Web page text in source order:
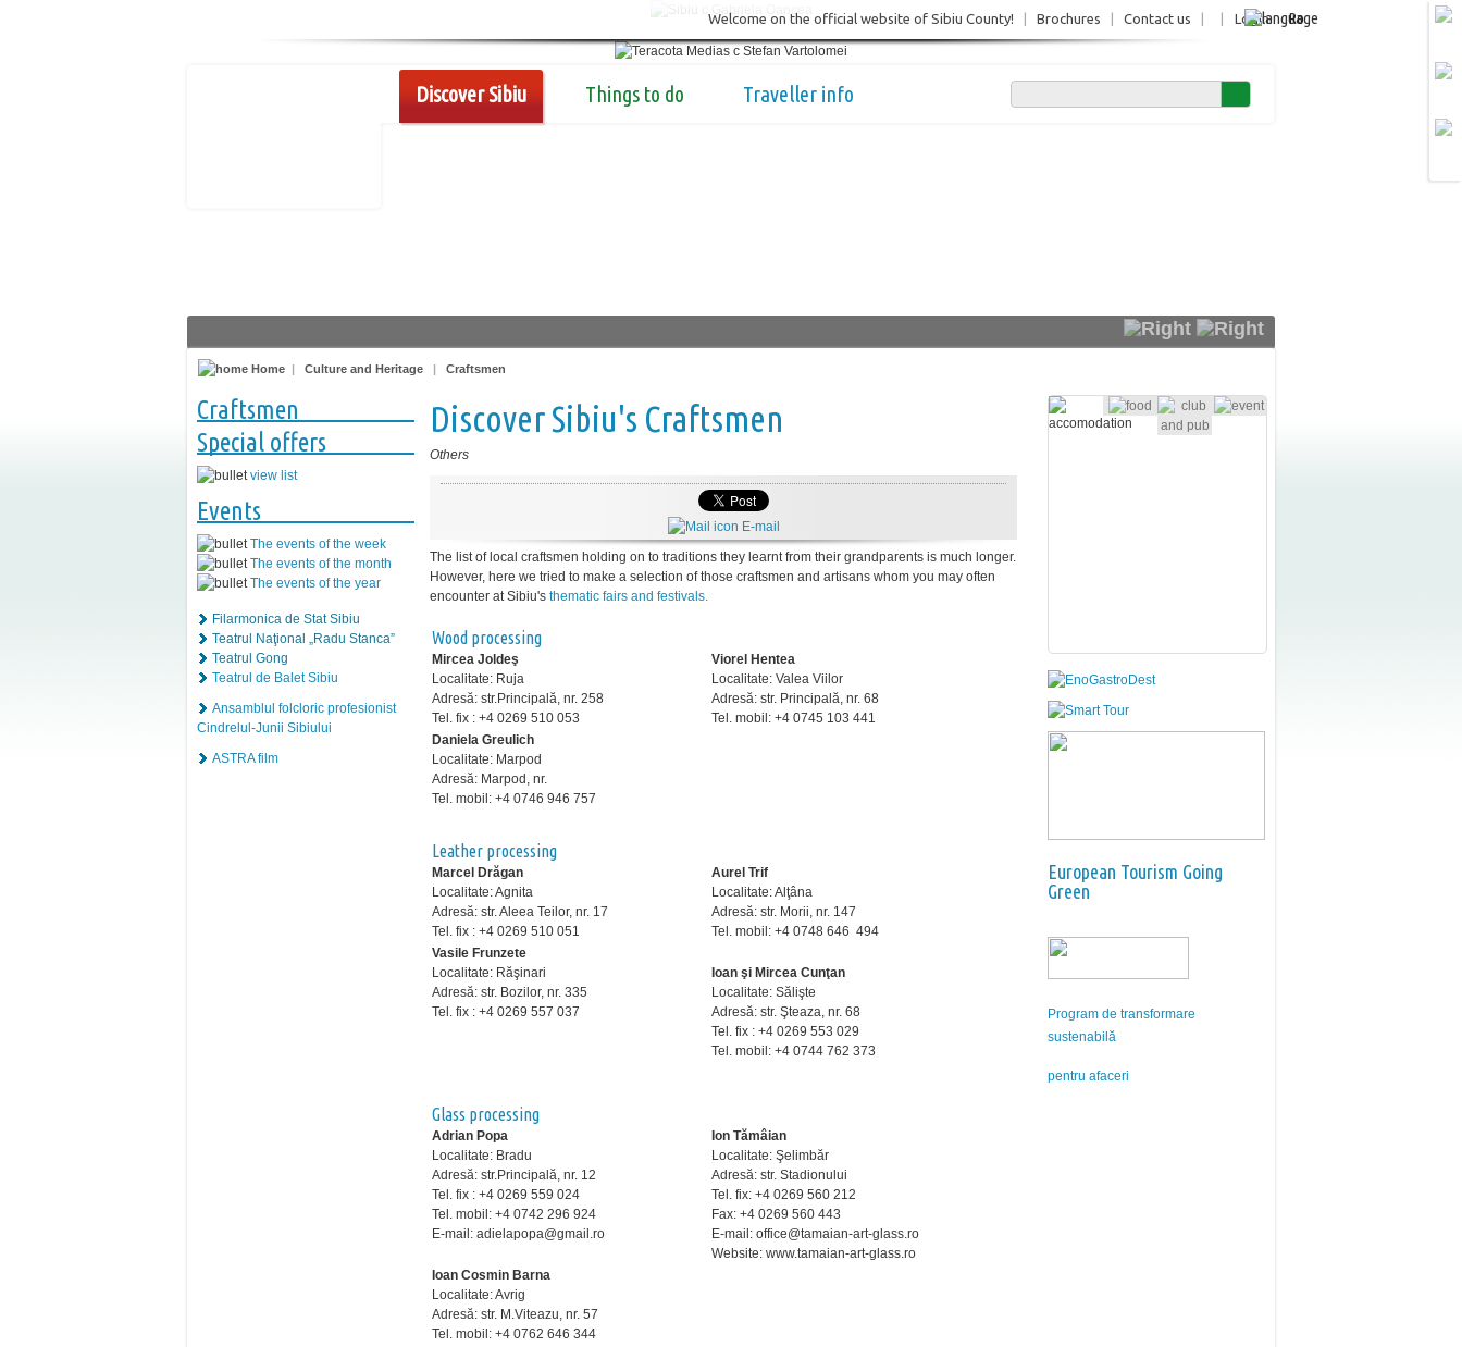
Login Ro
Welcome on the official website of Sibiu County! Brochures Contact us
Discover Sibiu Things to do Traveller info
Home | Culture and Heritage | Craftsmen
Craftsmen
Special offers
view list
Events
The events of the week
The events of the month
The events of the year
Filarmonica de Stat Sibiu
Teatrul Naţional „Radu Stanca”
Teatrul Gong
Teatrul de Balet Sibiu
Ansamblul folcloric profesionist
Cindrelul-Junii Sibiului
ASTRA film
Discover Sibiu's Craftsmen
Others
E-mail
The list of local craftsmen holding on to traditions they learnt from their grandparents is much longer.
However, here we tried to make a selection of those craftsmen and artisans whom you may often
encounter at Sibiu's thematic fairs and festivals.
Wood processing
Mircea Joldeş
Localitate: Ruja
Adresă: str.Principală, nr. 258
Tel. fix : +4 0269 510 053
Viorel Hentea
Localitate: Valea Viilor
Adresă: str. Principală, nr. 68
Tel. mobil: +4 0745 103 441
Daniela Greulich
Localitate: Marpod
Adresă: Marpod, nr.
Tel. mobil: +4 0746 946 757
Leather processing
Marcel Drăgan
Localitate: Agnita
Adresă: str. Aleea Teilor, nr. 17
Tel. fix : +4 0269 510 051
Aurel Trif
Localitate: Alţâna
Adresă: str. Morii, nr. 147
Tel. mobil: +4 0748 646 494
Vasile Frunzete
Localitate: Răşinari
Adresă: str. Bozilor, nr. 335
Tel. fix : +4 0269 557 037
Ioan şi Mircea Cunţan
Localitate: Sălişte
Adresă: str. Şteaza, nr. 68
Tel. fix : +4 0269 553 029
Tel. mobil: +4 0744 762 373
Glass processing
Adrian Popa
Localitate: Bradu
Adresă: str.Principală, nr. 12
Tel. fix : +4 0269 559 024
Tel. mobil: +4 0742 296 924
E-mail: adielapopa@gmail.ro
Ion Tămâian
Localitate: Şelimbăr
Adresă: str. Stadionului
Tel. fix: +4 0269 560 212
Fax: +4 0269 560 443
E-mail: office@tamaian-art-glass.ro
Website: www.tamaian-art-glass.ro
Ioan Cosmin Barna
Localitate: Avrig
Adresă: str. M.Viteazu, nr. 57
Tel. mobil: +4 0762 646 344
European Tourism Going
Green
Program de transformare
sustenabilă
pentru afaceri